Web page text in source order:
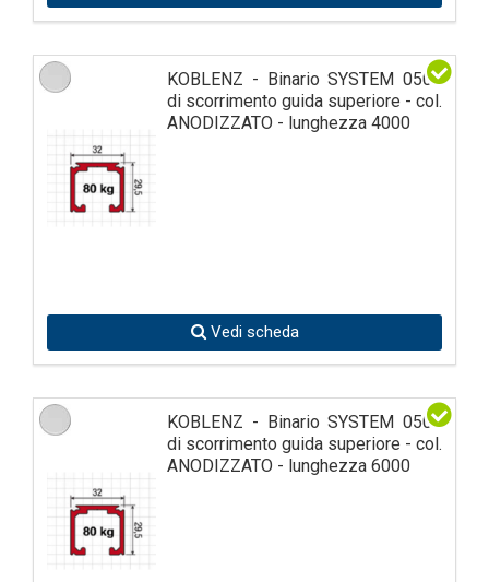
KOBLENZ - Binario SYSTEM 0500
di scorrimento guida superiore - col.
ANODIZZATO - lunghezza 4000
Vedi scheda
KOBLENZ - Binario SYSTEM 0500
di scorrimento guida superiore - col.
ANODIZZATO - lunghezza 6000